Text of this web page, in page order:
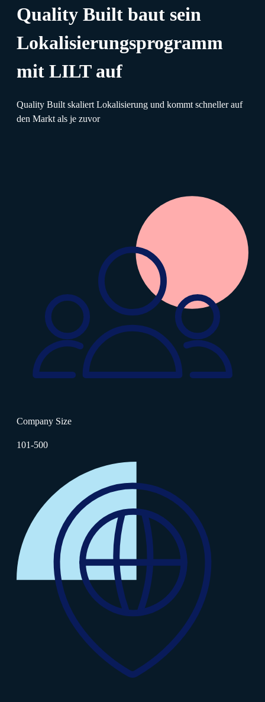
Quality Built baut sein
Lokalisierungsprogramm
mit LILT auf
Quality Built skaliert Lokalisierung und kommt schneller auf
den Markt als je zuvor
Company Size
101-500